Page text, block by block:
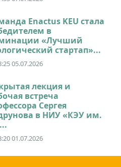
Enactus KEU стала
в
«Лучший
стартап»...
05.07.2026
лекция и
встреча
Сергея
в НИУ «КЭУ им.
01.07.2026